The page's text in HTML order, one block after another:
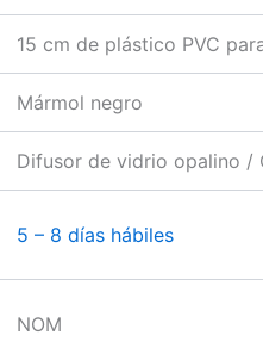
15 cm de plástico PVC
Mármol negro
Difusor de vidrio opalino /
5 – 8 días hábiles
NOM